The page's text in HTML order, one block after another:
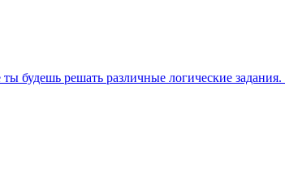
будешь решать различные логические